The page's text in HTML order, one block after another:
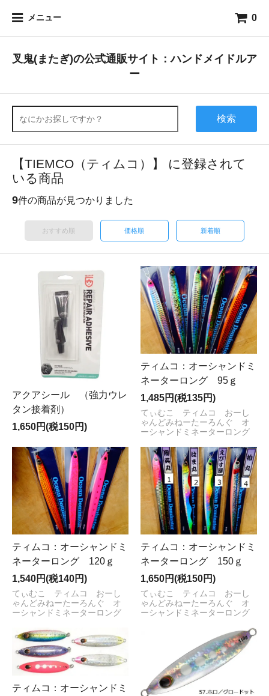
メニュー 0
叉鬼(またぎ)の公式通販サイト：ハンドメイドルア
ー
検索
【TIEMCO（ティムコ）】 に登録されて
いる商品
9件の商品が見つかりました
おすすめ順 価格順 新着順
アクアシール （強力ウレ
タン接着剤）
1,650円(税150円)
ティムコ：オーシャンドミ
ネーターロング 95ｇ
1,485円(税135円)
てぃむこ ティムコ おーし
ゃんどみねーたーろんぐ オ
ーシャンドミネーターロング
ティムコ：オーシャンドミ
ネーターロング 120ｇ
1,540円(税140円)
てぃむこ ティムコ おーし
ゃんどみねーたーろんぐ オ
ーシャンドミネーターロング
ティムコ：オーシャンドミ
ネーターロング 150ｇ
1,650円(税150円)
てぃむこ ティムコ おーし
ゃんどみねーたーろんぐ オ
ーシャンドミネーターロング
ティムコ：オーシャンドミ